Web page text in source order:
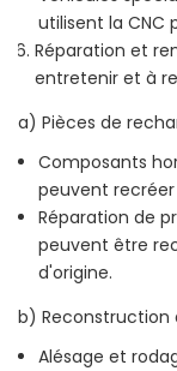
utilisent la CNC
Réparation et
entretenir et à
a) Pièces de
Composants
peuvent recréer
Réparation de
peuvent être
d'origine.
b) Reconstruction
Alésage et